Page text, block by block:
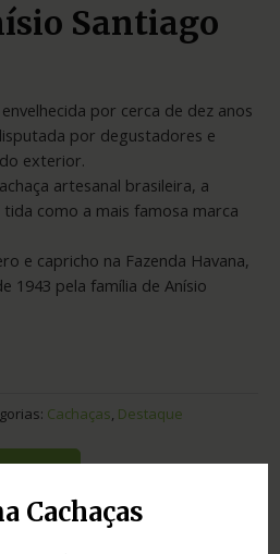
Cachaças
Santiago
por cerca de dez anos
por degustadores e
exterior.
artesanal brasileira, a
tida como a mais famosa marca
e capricho na Fazenda Havana,
1943 pela família de Anísio
Cachaças, Destaque